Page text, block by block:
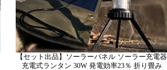
【セット出品】ソーラーパネル ソーラー充電器
充電式ランタン 30W 発電効率23％ 折り畳み